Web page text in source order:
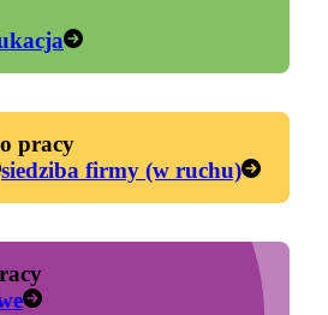
pracy
siedziba firmy (w ruchu)